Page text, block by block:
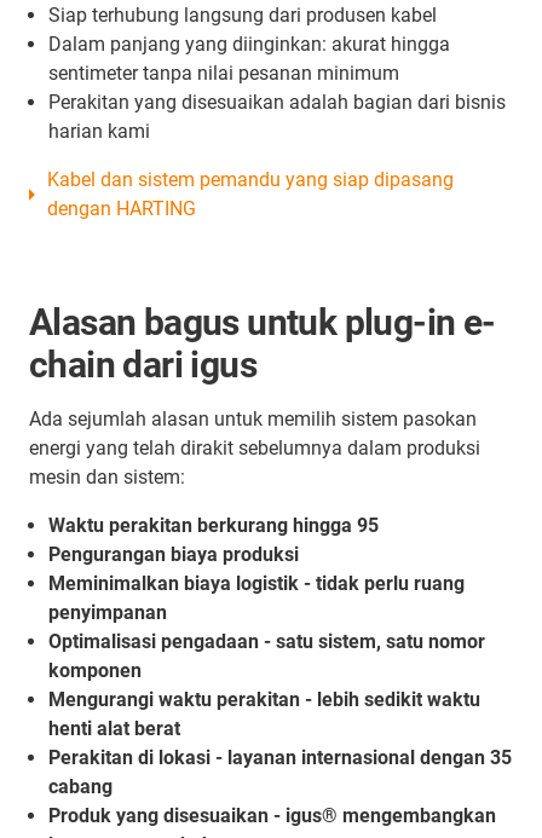
Siap terhubung langsung dari produsen kabel
Dalam panjang yang diinginkan: akurat hingga
sentimeter tanpa nilai pesanan minimum
Perakitan yang disesuaikan adalah bagian dari bisnis
harian kami
Kabel dan sistem pemandu yang siap dipasang
dengan HARTING
Alasan bagus untuk plug-in e-
chain dari igus
Ada sejumlah alasan untuk memilih sistem pasokan
energi yang telah dirakit sebelumnya dalam produksi
mesin dan sistem:
Waktu perakitan berkurang hingga 95
Pengurangan biaya produksi
Meminimalkan biaya logistik - tidak perlu ruang
penyimpanan
Optimalisasi pengadaan - satu sistem, satu nomor
komponen
Mengurangi waktu perakitan - lebih sedikit waktu
henti alat berat
Perakitan di lokasi - layanan internasional dengan 35
cabang
Produk yang disesuaikan - igus® mengembangkan